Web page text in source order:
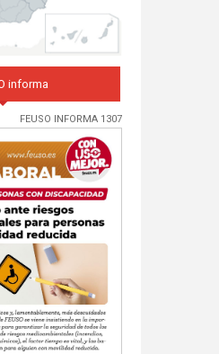
informa
FEUSO INFORMA 1307